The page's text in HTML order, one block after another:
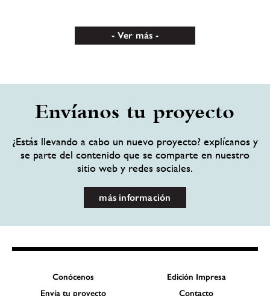
Ver más
Envíanos tu proyecto
¿Estás llevando a cabo un nuevo proyecto? explícanos y
se parte del contenido que se comparte en nuestro
sitio web y redes sociales.
más información
Conócenos
Edición Impresa
Envía tu proyecto
Contacto